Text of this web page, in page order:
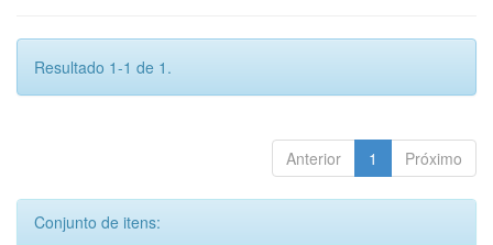
Resultado 1-1 de 1.
Anterior 1 Próximo
Conjunto de itens: